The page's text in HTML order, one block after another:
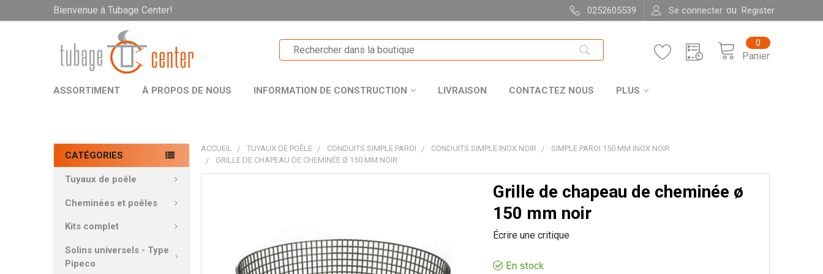
Bienvenue à Tubage Center! 0252605539 Se connecter ou Register
Panier
0
ASSORTIMENT À PROPOS DE NOUS INFORMATION DE CONSTRUCTION LIVRAISON CONTACTEZ NOUS PLUS
CATÉGORIES
Tuyaux de poêle
Cheminées et poêles
Kits complet
Solins universels - Type
Pipeco
ACCUEIL TUYAUX DE POÊLE CONDUITS SIMPLE PAROI CONDUITS SIMPLE INOX NOIR
SIMPLE PAROI 150 MM INOX NOIR
GRILLE DE CHAPEAU DE CHEMINÉE Ø 150 MM NOIR
Grille de chapeau de cheminée ø
150 mm noir
Écrire une critique
TOUT
SÉLECTIONNER